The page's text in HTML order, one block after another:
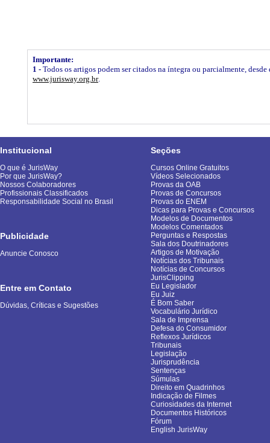
Importante:
1 - Todos os artigos podem ser citados na íntegra ou parcialmente,
www.jurisway.org.br.
Institucional
O que é JurisWay
Por que JurisWay?
Nossos Colaboradores
Profissionais Classificados
Responsabilidade Social no Brasil
Publicidade
Anuncie Conosco
Entre em Contato
Dúvidas, Críticas e Sugestões
Seções
Cursos Online Gratuitos
Vídeos Selecionados
Provas da OAB
Provas de Concursos
Provas do ENEM
Dicas para Provas e Concursos
Modelos de Documentos
Modelos Comentados
Perguntas e Respostas
Sala dos Doutrinadores
Artigos de Motivação
Notícias dos Tribunais
Notícias de Concursos
JurisClipping
Eu Legislador
Eu Juiz
É Bom Saber
Vocabulário Jurídico
Sala de Imprensa
Defesa do Consumidor
Reflexos Jurídicos
Tribunais
Legislação
Jurisprudência
Sentenças
Súmulas
Direito em Quadrinhos
Indicação de Filmes
Curiosidades da Internet
Documentos Históricos
Fórum
English JurisWay